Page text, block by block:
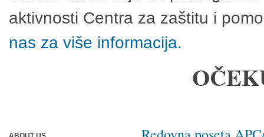
aktivnosti Centra za zaštitu i
nas za više informacija.